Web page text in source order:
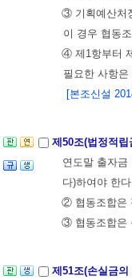
③ 기획예산처
이 경우 협동
④ 제1항부터
필요한 사항은
[본조신설
제50조(법정적
연도말 출자금
다)하여야 한
② 협동조합은
③ 협동조합은
제51조(손실금